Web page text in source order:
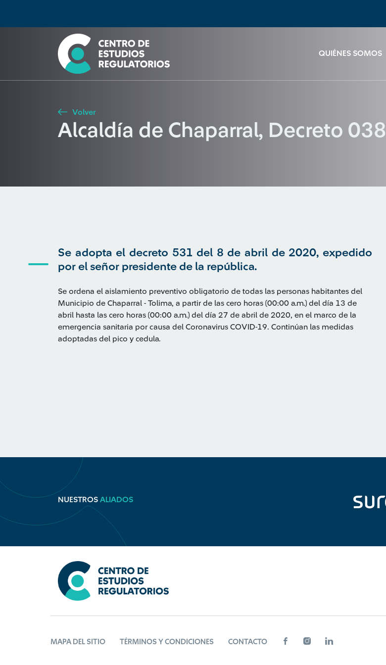
QUIÉNES SOMOS
Seleccione país
Buscar
Volver
Alcaldía de Chaparral, Decreto 038
Se adopta el decreto 531 del 8 de abril de 2020, expedido
por el señor presidente de la república.
Se ordena el aislamiento preventivo obligatorio de todas las personas habitantes del
Municipio de Chaparral - Tolima, a partir de las cero horas (00:00 a.m.) del día 13 de
abril hasta las cero horas (00:00 a.m.) del día 27 de abril de 2020, en el marco de la
emergencia sanitaria por causa del Coronavirus COVID-19. Continúan las medidas
adoptadas del pico y cedula.
NUESTROS ALIADOS
MAPA DEL SITIO TÉRMINOS Y CONDICIONES CONTACTO